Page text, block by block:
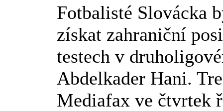
Fotbalisté Slovácka
získat zahraniční
testech v
Abdelkader Hani.
Mediafax ve čtvrtek